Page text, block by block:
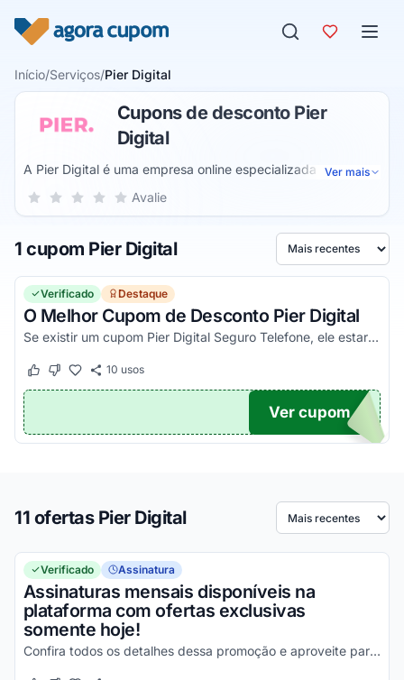
Início/Serviços/Pier Digital
Cupons de desconto Pier
Digital
A Pier Digital é uma empresa online especializada em
seguros. Além disso, ela foi a primeira seguradora digital a
satisfazer ainda mais os seus clientes.
Ver mais
Sua nota para Pier Digital, de 1 a 5 estrelas
5 estrelas
4 estrelas
3 estrelas
2 estrelas
1 estrela Avalie
1 cupom Pier Digital Ordenar por
Verificado Destaque
O Melhor Cupom de Desconto Pier Digital
Se existir um cupom Pier Digital Seguro Telefone, ele estará aqui. Pegue seu código promocional e confira agora!
Este cupom funcionou
Este cupom não funcionou
10 usos
TICO
Ver cupom
11 ofertas Pier Digital Ordenar por
Verificado Assinatura
Assinaturas mensais disponíveis na
plataforma com ofertas exclusivas
somente hoje!
Confira todos os detalhes dessa promoção e aproveite para economizar agora mesmo!